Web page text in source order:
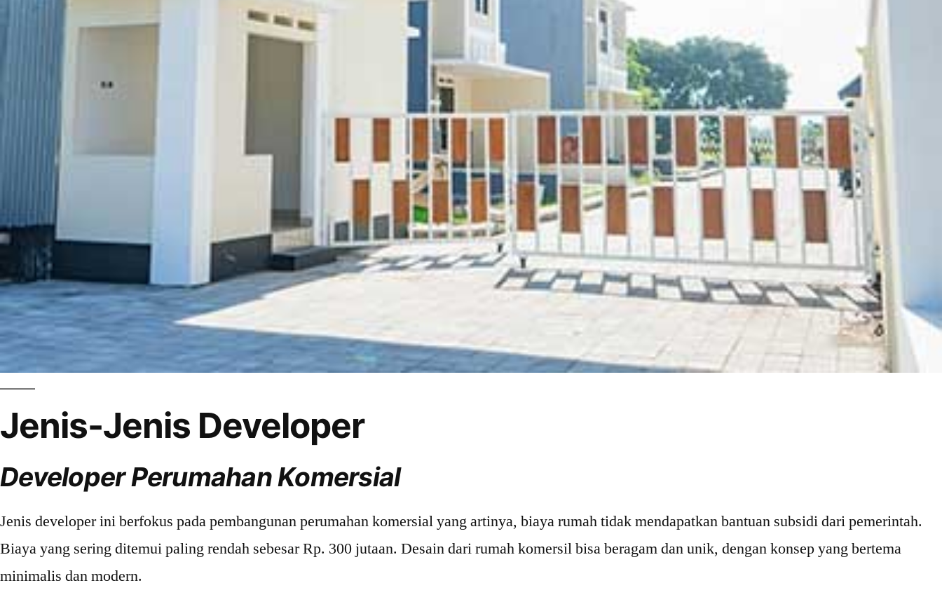
Jenis-Jenis Developer
Developer Perumahan Komersial
Jenis developer ini berfokus pada pembangunan perumahan komersial yang artinya, biaya rumah tidak mendapatkan bantuan subsidi dari pemerintah.
Biaya yang sering ditemui paling rendah sebesar Rp. 300 jutaan. Desain dari rumah komersil bisa beragam dan unik, dengan konsep yang bertema
minimalis dan modern.